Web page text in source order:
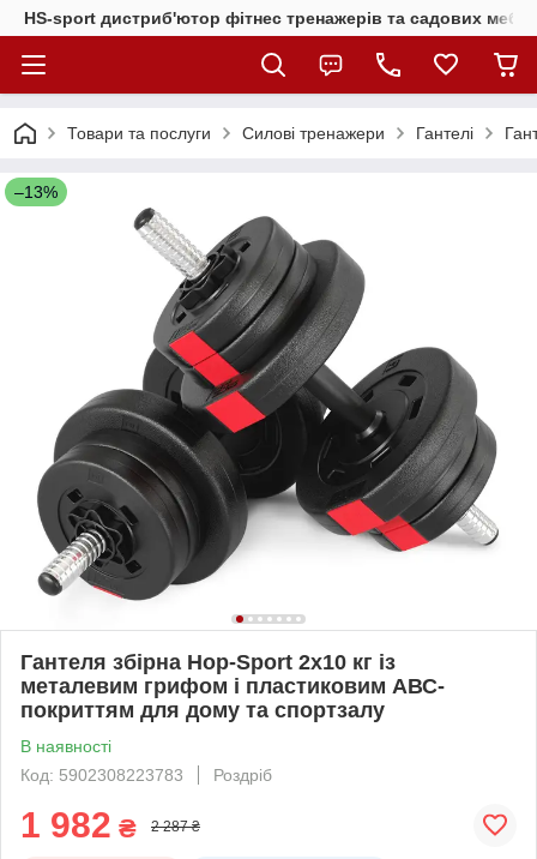
HS-sport дистриб'ютор фітнес тренажерів та садових
Товари та послуги Силові тренажери Гантелі
–13%
Гантеля збірна Hop-Sport 2х10 кг із
металевим грифом і пластиковим АВС-
покриттям для дому та спортзалу
В наявності
Код: 5902308223783
Роздріб
1 982 ₴ 2 287 ₴